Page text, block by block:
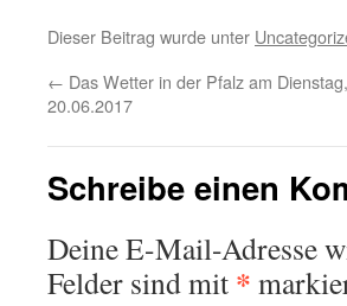
Dieser Beitrag wurde unter
← Das Wetter in der Pfalz am Dienstag,
20.06.2017
Schreibe einen
Deine E-Mail-Adresse
Felder sind mit *